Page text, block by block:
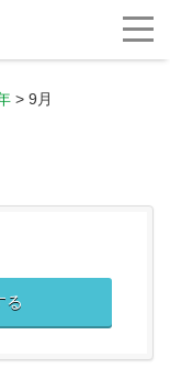
> 9月
る